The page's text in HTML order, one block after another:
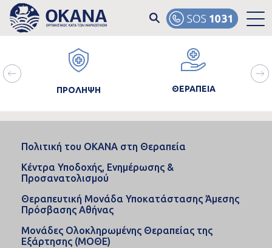
Skip to main content
ΠΡΟΛΗΨΗ ΘΕΡΑΠΕΙΑ
Πολιτική του ΟΚΑΝΑ στη Θεραπεία
Κέντρα Υποδοχής, Ενημέρωσης &
Προσανατολισμού
Θεραπευτική Μονάδα Υποκατάστασης Άμεσης
Πρόσβασης Αθήνας
Μονάδες Ολοκληρωμένης Θεραπείας της
Εξάρτησης (ΜΟΘΕ)